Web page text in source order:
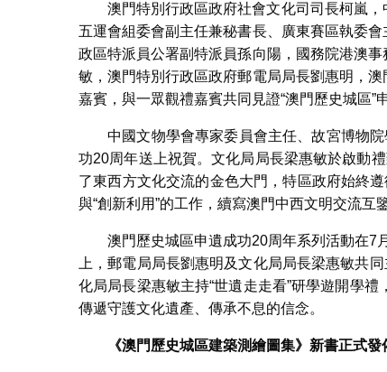
澳門特別行政區政府社會文化司司長柯嵐
五運會組委會副主任兼秘書長、廣東賽區執委
政區特派員公署副特派員孫向陽，國務院港澳
敏，澳門特別行政區政府郵電局局長劉惠明，
嘉賓，與一眾觀禮嘉賓共同見證“澳門歷史城區”
中國文物學會專家委員會主任、故宮博物
功20周年送上祝賀。文化局局長梁惠敏於啟動
了東西方文化交流的金色大門，特區政府始終
與“創新利用”的工作，續寫澳門中西文明交流互
澳門歷史城區申遺成功20周年系列活動在7
上，郵電局局長劉惠明及文化局局長梁惠敏共
化局局長梁惠敏主持“世遺走走看”研學遊開學
傳遞守護文化遺產、傳承不息的信念。
《澳門歷史城區建築測繪圖集》 新書正式發